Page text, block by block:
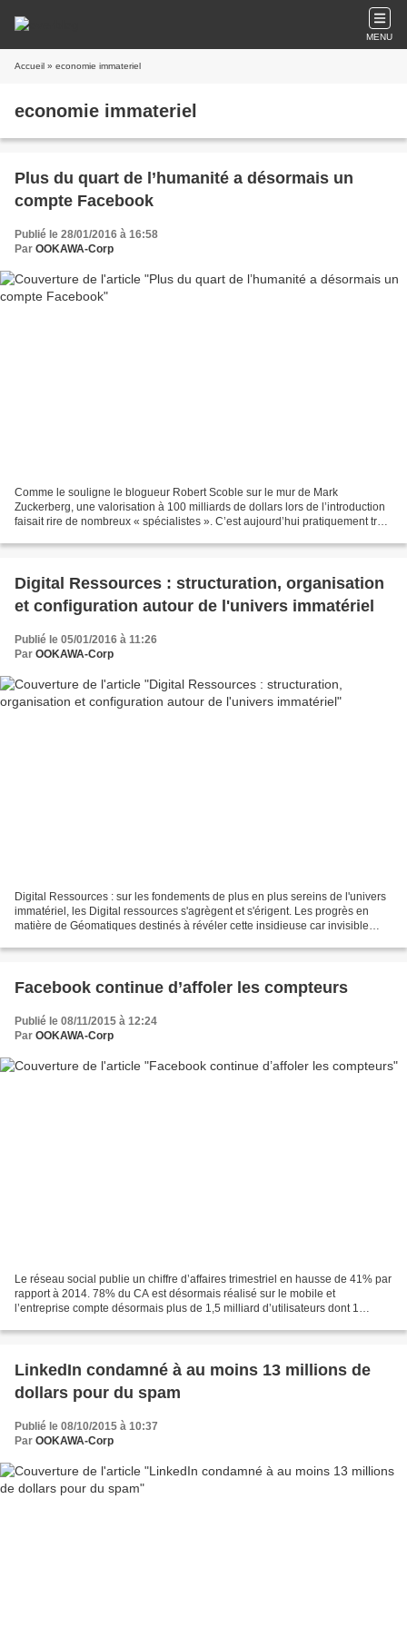
MENU
Accueil » economie immateriel
economie immateriel
Plus du quart de l’humanité a désormais un
compte Facebook
Publié le 28/01/2016 à 16:58
Par OOKAWA-Corp
Comme le souligne le blogueur Robert Scoble sur le mur de Mark
Zuckerberg, une valorisation à 100 milliards de dollars lors de l’introduction
faisait rire de nombreux « spécialistes ». C’est aujourd’hui pratiquement trois
Digital Ressources : structuration, organisation
et configuration autour de l'univers immatériel
Publié le 05/01/2016 à 11:26
Par OOKAWA-Corp
Digital Ressources : sur les fondements de plus en plus sereins de l'univers
immatériel, les Digital ressources s'agrègent et s'érigent. Les progrès en
matière de Géomatiques destinés à révéler cette insidieuse car invisible
Facebook continue d’affoler les compteurs
Publié le 08/11/2015 à 12:24
Par OOKAWA-Corp
Le réseau social publie un chiffre d’affaires trimestriel en hausse de 41% par
rapport à 2014. 78% du CA est désormais réalisé sur le mobile et
l’entreprise compte désormais plus de 1,5 milliard d’utilisateurs dont 1
LinkedIn condamné à au moins 13 millions de
dollars pour du spam
Publié le 08/10/2015 à 10:37
Par OOKAWA-Corp